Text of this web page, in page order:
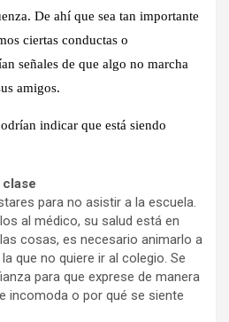
De ahí que sea tan importante
ciertas conductas o
señales de que algo no marcha
amigos.
indicar que está siendo
para no asistir a la escuela.
al médico, su salud está en
cosas, es necesario animarlo a
que no quiere ir al colegio. Se
para que exprese de manera
incomoda o por qué se siente